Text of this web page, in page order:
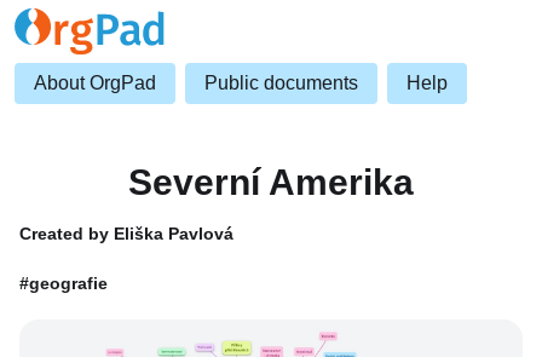
About OrgPad Public documents Help
Severní Amerika
Created by Eliška Pavlová
#geografie